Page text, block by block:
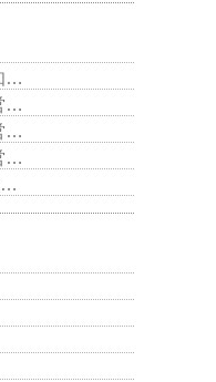
…
…
…
…
…